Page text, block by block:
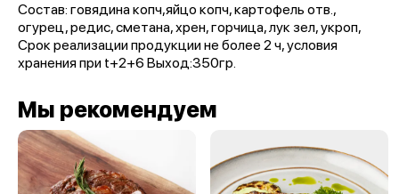
Состав: говядина копч,яйцо копч, картофель отв.,
огурец, редис, сметана, хрен, горчица, лук зел, укроп,
Срок реализации продукции не более 2 ч, условия
хранения при t+2+6 Выход:350гр.
Мы рекомендуем